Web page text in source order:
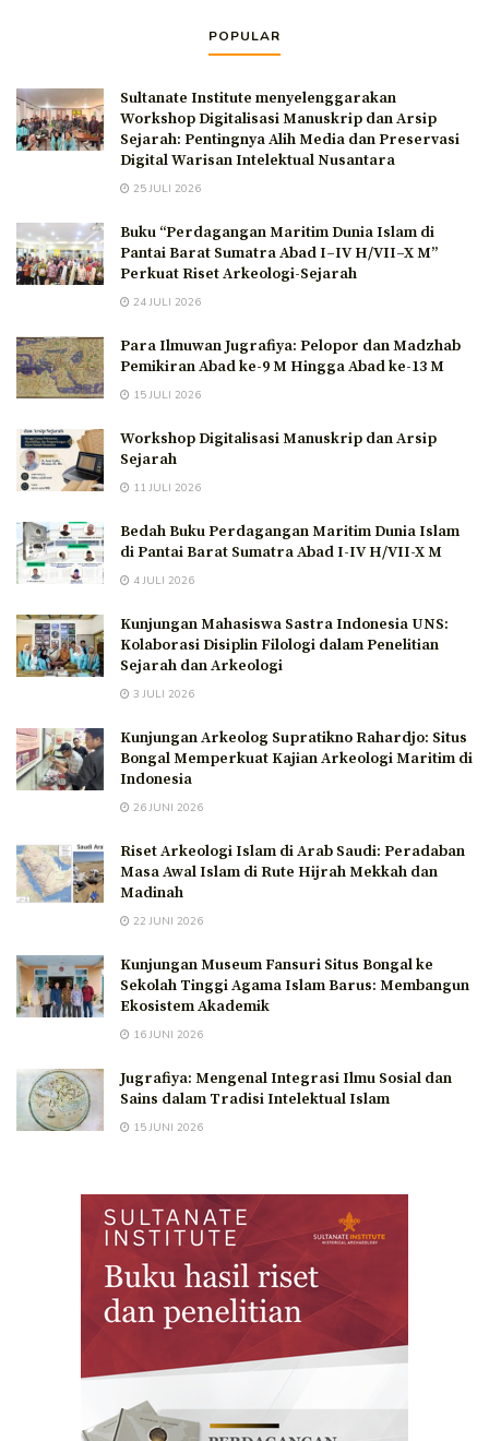
POPULAR
Sultanate Institute menyelenggarakan
Workshop Digitalisasi Manuskrip dan Arsip
Sejarah: Pentingnya Alih Media dan Preservasi
Digital Warisan Intelektual Nusantara
25 JULI 2026
Buku “Perdagangan Maritim Dunia Islam di
Pantai Barat Sumatra Abad I–IV H/VII–X M”
Perkuat Riset Arkeologi-Sejarah
24 JULI 2026
Para Ilmuwan Jugrafiya: Pelopor dan Madzhab
Pemikiran Abad ke-9 M Hingga Abad ke-13 M
15 JULI 2026
Workshop Digitalisasi Manuskrip dan Arsip
Sejarah
11 JULI 2026
Bedah Buku Perdagangan Maritim Dunia Islam
di Pantai Barat Sumatra Abad I-IV H/VII-X M
4 JULI 2026
Kunjungan Mahasiswa Sastra Indonesia UNS:
Kolaborasi Disiplin Filologi dalam Penelitian
Sejarah dan Arkeologi
3 JULI 2026
Kunjungan Arkeolog Supratikno Rahardjo: Situs
Bongal Memperkuat Kajian Arkeologi Maritim di
Indonesia
26 JUNI 2026
Riset Arkeologi Islam di Arab Saudi: Peradaban
Masa Awal Islam di Rute Hijrah Mekkah dan
Madinah
22 JUNI 2026
Kunjungan Museum Fansuri Situs Bongal ke
Sekolah Tinggi Agama Islam Barus: Membangun
Ekosistem Akademik
16 JUNI 2026
Jugrafiya: Mengenal Integrasi Ilmu Sosial dan
Sains dalam Tradisi Intelektual Islam
15 JUNI 2026